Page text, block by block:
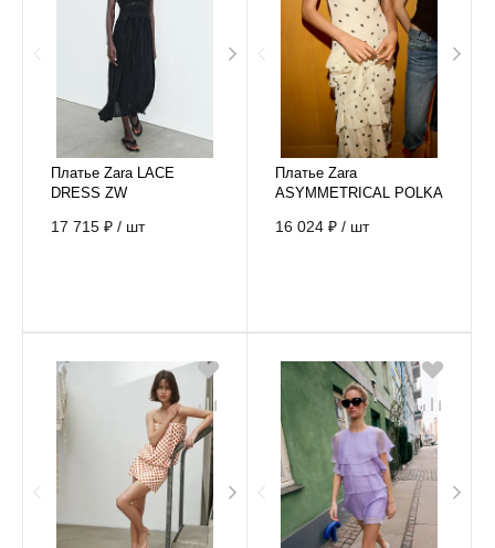
Платье Zara LACE
DRESS ZW
17 715 ₽ / шт
Платье Zara
ASYMMETRICAL POLKA
16 024 ₽ / шт